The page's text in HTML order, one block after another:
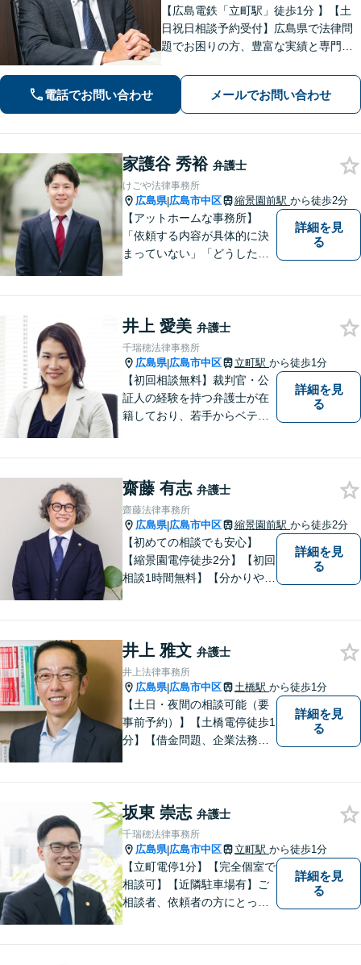
【広島電鉄「立町駅」徒歩1分 】【土
日祝日相談予約受付】広島県で法律問
題でお困りの方、豊富な実績と専門性
電話でお問い合わせ メールでお問い合わせ
家護谷 秀裕 弁護士
けごや法律事務所
広島県|広島市中区 縮景園前駅 から徒歩2分
【アットホームな事務所】
「依頼する内容が具体的に決
まっていない」「どうしたら
件、借金問題、消費者被害を
取り扱っております。
詳細を見
る
井上 愛美 弁護士
千瑞穂法律事務所
広島県|広島市中区 立町駅 から徒歩1分
【初回相談無料】裁判官・公
証人の経験を持つ弁護士が在
籍しており、若手からベテラ
歩1分
詳細を見
る
齋藤 有志 弁護士
齋藤法律事務所
広島県|広島市中区 縮景園前駅 から徒歩2分
【初めての相談でも安心】
【縮景園電停徒歩2分】【初回
相談1時間無料】【分かりやす
え、納得の解決を目指しま
す。
詳細を見
る
井上 雅文 弁護士
井上法律事務所
広島県|広島市中区 土橋駅 から徒歩1分
【土日・夜間の相談可能（要
事前予約）】【土橋電停徒歩1
分】【借金問題、企業法務、
件を多く取り扱っておりま
す。お気軽に問い合わせくだ
さい。
詳細を見
る
坂東 崇志 弁護士
千瑞穂法律事務所
広島県|広島市中区 立町駅 から徒歩1分
【立町電停1分】【完全個室で
相談可】【近隣駐車場有】ご
相談者、依頼者の方にとって
詳細を見
る